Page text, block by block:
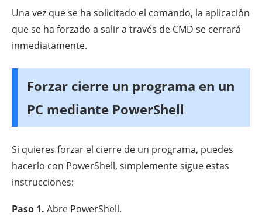
Una vez que se ha solicitado el comando, la aplicación
que se ha forzado a salir a través de CMD se cerrará
inmediatamente.
Forzar cierre un programa en un
PC mediante PowerShell
Si quieres forzar el cierre de un programa, puedes
hacerlo con PowerShell, simplemente sigue estas
instrucciones:
Paso 1. Abre PowerShell.